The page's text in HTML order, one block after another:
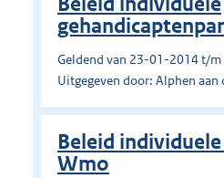
Geldend van 23-01-2014 t/m
Uitgegeven door: Alphen aan
Beleid
Wmo